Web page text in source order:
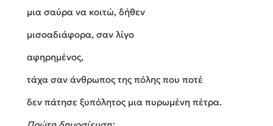
μια σαύρα να κοιτώ, δήθεν
μισοαδιάφορα, σαν λίγο
αφηρημένος,
τάχα σαν άνθρωπος της πόλης που ποτέ
δεν πάτησε ξυπόλητος μια πυρωμένη πέτρα.